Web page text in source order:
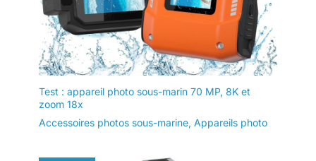
Test : appareil photo sous-marin 70 MP, 8K et
zoom 18x
Accessoires photos sous-marine, Appareils photo